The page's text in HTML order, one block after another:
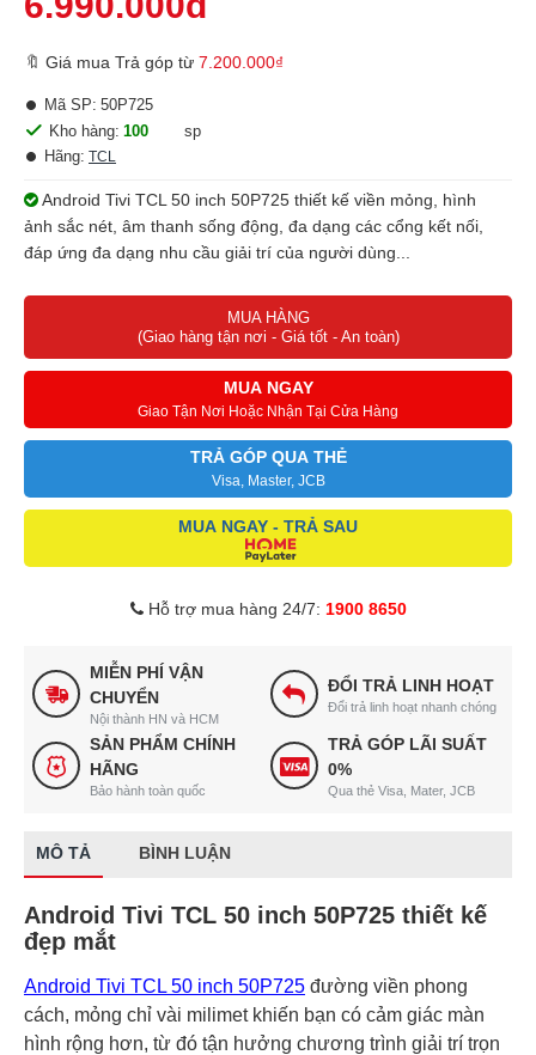
🔖 Giá mua Trả góp từ 7.200.000₫
Kho hàng: 100
sp
Hãng: TCL
Mã SP: 50P725
Android Tivi TCL 50 inch 50P725 thiết kế viền mỏng, hình
ảnh sắc nét, âm thanh sống động, đa dạng các cổng kết nối,
đáp ứng đa dạng nhu cầu giải trí của người dùng...
MUA HÀNG
(Giao hàng tận nơi - Giá tốt - An toàn)
MUA NGAY
Giao Tận Nơi Hoặc Nhận Tại Cửa Hàng
TRẢ GÓP QUA THẺ
Visa, Master, JCB
MUA NGAY - TRẢ SAU
Hỗ trợ mua hàng 24/7: 1900 8650
MIỄN PHÍ VẬN
CHUYỂN
Nội thành HN và HCM
ĐỔI TRẢ LINH HOẠT
Đổi trả linh hoạt nhanh chóng
SẢN PHẨM CHÍNH
HÃNG
Bảo hành toàn quốc
TRẢ GÓP LÃI SUẤT
0%
Qua thẻ Visa, Mater, JCB
MÔ TẢ BÌNH LUẬN
Android Tivi TCL 50 inch 50P725 thiết kế
đẹp mắt
Android Tivi TCL 50 inch 50P725 đường viền phong
cách, mỏng chỉ vài milimet khiến bạn có cảm giác màn
hình rộng hơn, từ đó tận hưởng chương trình giải trí trọn